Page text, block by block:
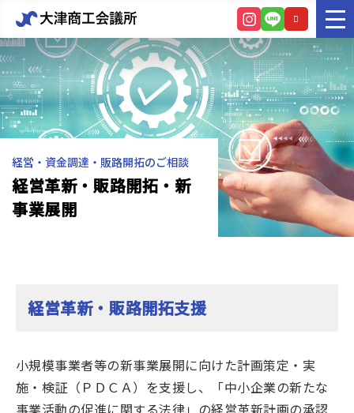
経営・資金調達・販路開拓のご相談
経営革新・販路開拓・新
事業展開
経営革新・販路開拓支援
小規模事業者等の新事業展開に向けた計画策定・実
施・検証（ＰＤＣＡ）を支援し、「中小企業の新たな
事業活動の促進に関する法律」の経営革新計画の承認